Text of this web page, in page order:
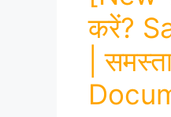
करें?
|